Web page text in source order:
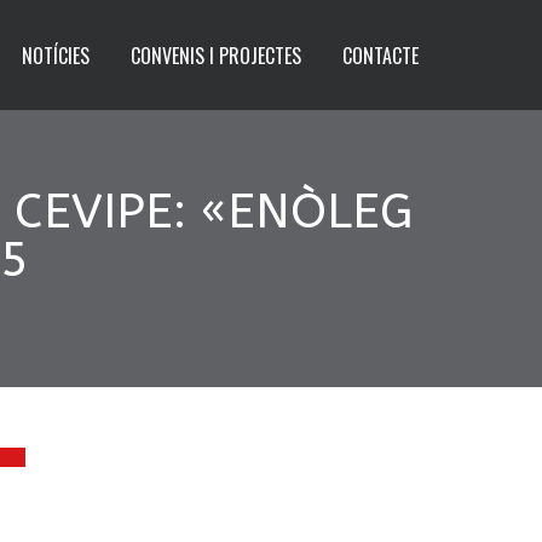
NOTÍCIES CONVENIS I PROJECTES CONTACTE
«ENÒLEG